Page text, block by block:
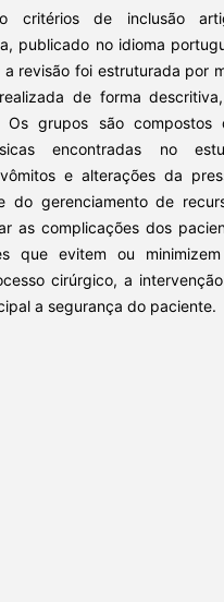
critérios de inclusão
publicado no idioma
a revisão foi estruturada por
de forma
grupos são compostos
encontradas no
e alterações da
do gerenciamento de
as complicações dos
que evitem ou
cirúrgico, a
a segurança do paciente.